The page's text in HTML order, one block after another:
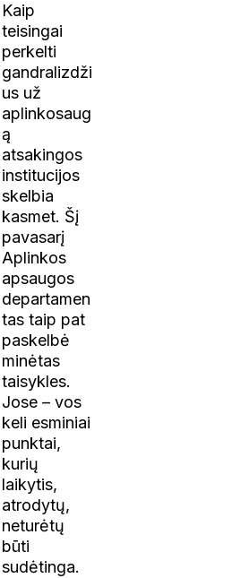
Kaip
teisingai
perkelti
gandralizdži
us už
aplinkosaug
ą
atsakingos
institucijos
skelbia
kasmet. Šį
pavasarį
Aplinkos
apsaugos
departamen
tas taip pat
paskelbė
minėtas
taisykles.
Jose – vos
keli esminiai
punktai,
kurių
laikytis,
atrodytų,
neturėtų
būti
sudėtinga.